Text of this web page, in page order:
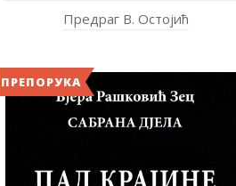
Предраг В. Остојић
ПРЕПОРУКА